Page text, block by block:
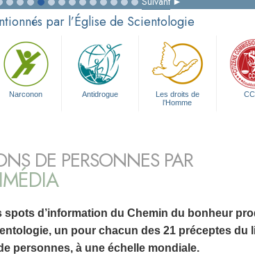
par l’Église de Scientologie
Narconon Antidrogue
Les droits de
l’Homme
DE PERSONNES PAR
spots d’information du Chemin du bonheur
un pour chacun des 21 préceptes du
personnes, à une échelle mondiale.